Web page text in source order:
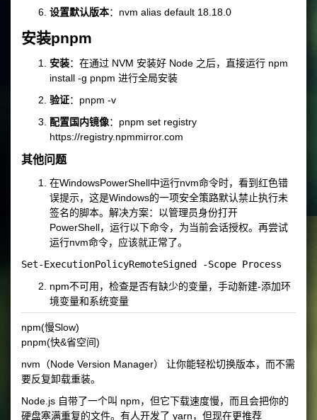
设置默认版本： nvm alias default 18.18.0
安装pnpm
安装：在通过 NVM 安装好 Node 之后，直接运行 npm
install -g pnpm 进行全局安装
验证： pnpm -v
配置国内镜像： pnpm set registry
https://registry.npmmirror.com
其他问题
在WindowsPowerShell中运行nvm命令时，看到红色错
误提示，这是Windows的一项安全策路默认禁止执行未
签名的脚本。解决方案：以管理员身份打开
PowerShell，运行以下命令，为当前会话授权。再尝试
运行nvm命令，应该就正常了。
npm不可用，检查是否有缺少的变量，手动新建-添加环
境变量和系统变量
npm(慢Slow)
pnpm(快&省空间)
nvm（Node Version Manager） 让你能轻松切换版本，而不需
要反复卸载重装。
Node.js 自带了一个叫 npm，但它下载速度慢，而且会把你的
硬盘塞满重复的文件。有人开发了 yarn，但现在更推荐